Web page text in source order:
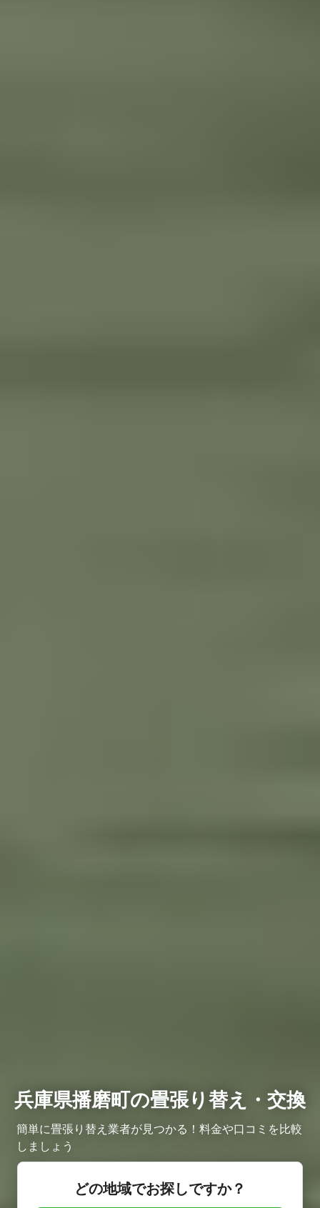
兵庫県播磨町の畳張り替え・交換
簡単に畳張り替え業者が見つかる！料金や口コミを比較
しましょう
どの地域でお探しですか？